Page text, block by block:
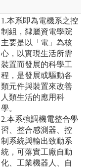
1.本系即為電機系之控
制組，隸屬資電學院
主要是以「電」為核
心，以實現生活所需
裝置而發展的科學工
程，是發展或驅動各
類元件與裝置來改善
人類生活的應用科
學。
2.本系強調機電整合學
習、整合感測器、控
制系統與輸出致動系
統，可落實工廠自動
化、工業機器人、自